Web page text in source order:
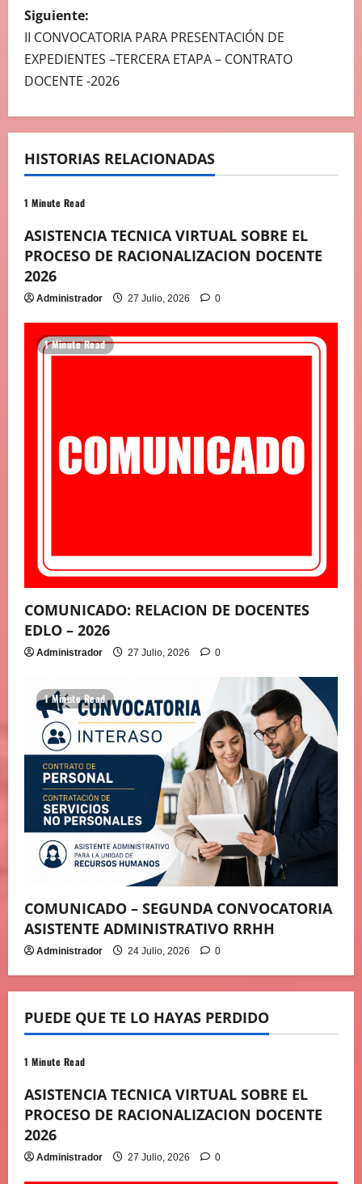
E
G
A
C
I
Ó
N
D
E
E
N
Siguiente:
II CONVOCATORIA PARA PRESENTACIÓN DE
EXPEDIENTES –TERCERA ETAPA – CONTRATO
DOCENTE -2026
HISTORIAS RELACIONADAS
1 Minute Read
ASISTENCIA TECNICA VIRTUAL SOBRE EL
PROCESO DE RACIONALIZACION DOCENTE
2026
Administrador 27 Julio, 2026 0
1 Minute Read
COMUNICADO: RELACION DE DOCENTES
EDLO – 2026
Administrador 27 Julio, 2026 0
1 Minute Read
COMUNICADO – SEGUNDA CONVOCATORIA
ASISTENTE ADMINISTRATIVO RRHH
Administrador 24 Julio, 2026 0
PUEDE QUE TE LO HAYAS PERDIDO
1 Minute Read
ASISTENCIA TECNICA VIRTUAL SOBRE EL
PROCESO DE RACIONALIZACION DOCENTE
2026
Administrador 27 Julio, 2026 0